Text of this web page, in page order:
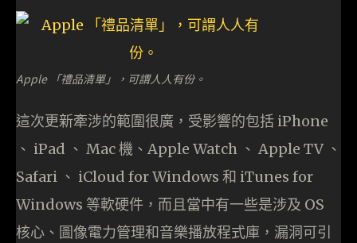
Apple 「禮品清單」，可謂人人有份。
這次更新牽涉的範圍很廣，受影響的包括 iPhone
、 iPad 、 Mac 機、Apple Watch 、 Apple TV 、
Safari 、 iCloud for Windows 和 iTunes for
Windows 等軟硬件，而且當中有一些是涉及 OS
核心、圖像電力管理和音樂播放程式庫，漏洞可引